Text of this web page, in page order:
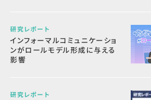
研究レポート
インフォーマルコミュニケーショ
ンがロールモデル形成に与える
影響
研究レポート